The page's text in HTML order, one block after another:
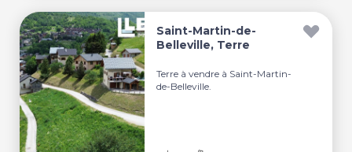
Saint-Martin-de-
Belleville, Terre
Terre à vendre à Saint-Martin-
de-Belleville.